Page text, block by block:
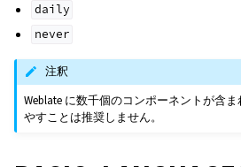
daily
never
注釈
Weblate に数千個のコンポーネントが含
やすことは推奨しません。